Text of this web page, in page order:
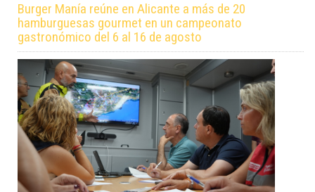
Burger Manía reúne en Alicante a más de 20
hamburguesas gourmet en un campeonato
gastronómico del 6 al 16 de agosto